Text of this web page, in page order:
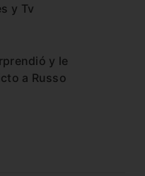
y Tv
y le
a Russo